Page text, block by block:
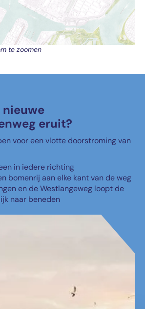
te zoomen
nieuwe
eruit?
voor een vlotte doorstroming van
in iedere richting
bomenrij aan elke kant van de weg
en de Westlangeweg loopt de
naar beneden